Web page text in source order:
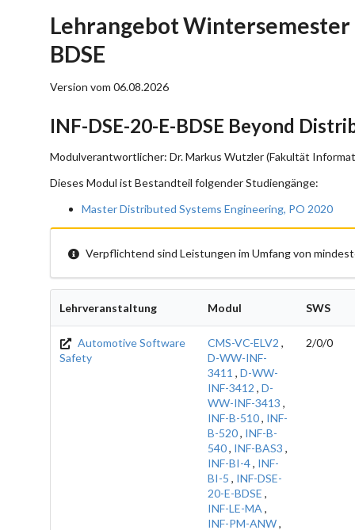
Lehrangebot Wintersemester
BDSE
Version vom 06.08.2026
INF-DSE-20-E-BDSE Beyond
Modulverantwortlicher: Dr. Markus Wutzler (Fakultät
Dieses Modul ist Bestandteil folgender Studiengänge:
Master Distributed Systems Engineering, PO 2020
Verpflichtend sind Leistungen im Umfang von
Lehrveranstaltung Modul SWS
Automotive Software
Safety
CMS-VC-ELV2 ,
D-WW-INF-
3411 , D-WW-
INF-3412 , D-
WW-INF-3413 ,
INF-B-510, INF-
B-520, INF-B-
540, INF-BAS3 ,
INF-BI-4, INF-
BI-5 , INF-DSE-
20-E-BDSE ,
INF-LE-MA ,
INF-PM-ANW,
2/0/0